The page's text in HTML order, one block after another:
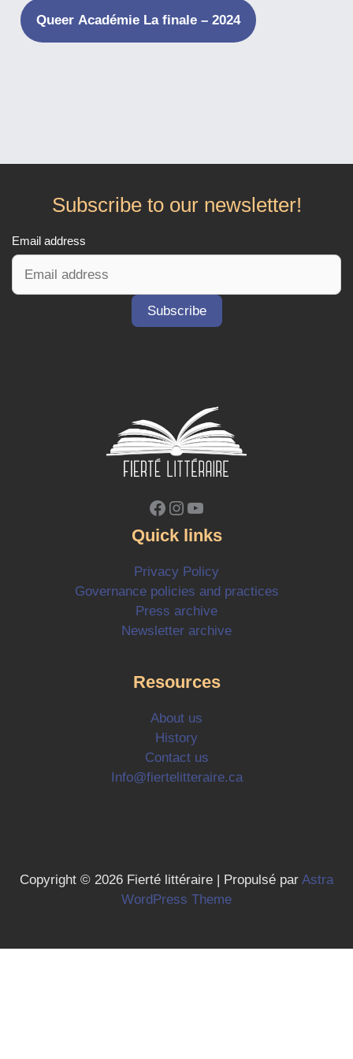
Queer Académie La finale – 2024
Subscribe to our newsletter!
Email address
Facebook
Instagram
YouTube
Quick links
Privacy Policy
Governance policies and practices
Press archive
Newsletter archive
Resources
About us
History
Contact us
Info@fiertelitteraire.ca
Copyright © 2026 Fierté littéraire | Propulsé par Astra
WordPress Theme